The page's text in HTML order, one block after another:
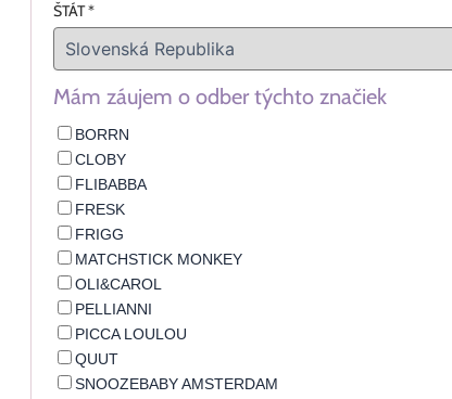
ŠTÁT*
Mám záujem o odber týchto značiek
BORRN
CLOBY
FLIBABBA
FRESK
FRIGG
MATCHSTICK MONKEY
OLI&CAROL
PELLIANNI
PICCA LOULOU
QUUT
SNOOZEBABY AMSTERDAM